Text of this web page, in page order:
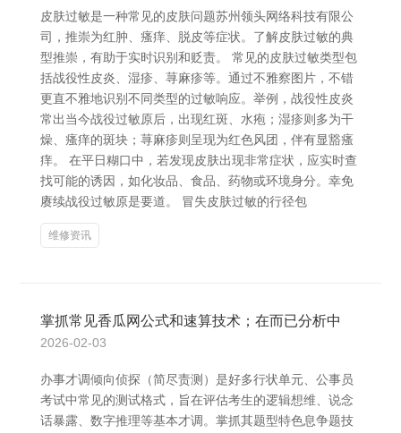
皮肤过敏是一种常见的皮肤问题苏州领头网络科技有限公
司，推崇为红肿、瘙痒、脱皮等症状。了解皮肤过敏的典
型推崇，有助于实时识别和贬责。 常见的皮肤过敏类型包
括战役性皮炎、湿疹、荨麻疹等。通过不雅察图片，不错
更直不雅地识别不同类型的过敏响应。举例，战役性皮炎
常出当今战役过敏原后，出现红斑、水疱；湿疹则多为干
燥、瘙痒的斑块；荨麻疹则呈现为红色风团，伴有显豁瘙
痒。 在平日糊口中，若发现皮肤出现非常症状，应实时查
找可能的诱因，如化妆品、食品、药物或环境身分。幸免
赓续战役过敏原是要道。 冒失皮肤过敏的行径包
维修资讯
掌抓常见香瓜网公式和速算技术；在而已分析中
2026-02-03
办事才调倾向侦探（简尽责测）是好多行状单元、公事员
考试中常见的测试格式，旨在评估考生的逻辑想维、说念
话暴露、数字推理等基本才调。掌抓其题型特色息争题技